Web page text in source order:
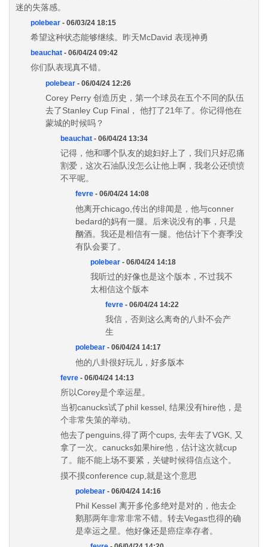
迷的失落感。
polebear - 06/03/24 18:15
希望这种状态能够继续。昨天McDavid 表现神勇
beauchat - 06/04/24 09:42
你们队表现真不错。
polebear - 06/04/24 12:26
Corey Perry 创造历史，第一个球员在五个不同的队伍
去了Stanley Cup Final， 他打了21年了。你记得他在
蒙城的时候吗？
beauchat - 06/04/24 13:34
记得，他和哪个队友的媳妇好上了，我们只好忍痛
割爱，这次石油队没怎么让他上啊，我老公还愤愤
不平呢。
fevre - 06/04/24 14:08
他离开chicago,传出的绯闻是，他与conner
bedard的妈有一腿。后来说没有的事，只是
酗酒。我还是相信有一腿。他估计下个赛季没
有队会要了。
polebear - 06/04/24 14:18
我听过的好像也是这个版本，不过我不
太相信这个版本
fevre - 06/04/24 14:22
我信，否则这么离奇的八卦不会产
生
polebear - 06/04/24 14:17
他的八卦很好玩儿，好多版本
fevre - 06/04/24 14:13
所以Corey是个幸运星。
当初canucks试了phil kessel, 结果没有hire他，是
个非常失策的举动。
他去了penguins,得了两个cups, 去年去了VGK, 又
拿了一次。canucks如果hire他，估计这次就cup
了。能不能上场不要紧，关键时候得信点这个。
摸不摸conference cup,就是这个意思
polebear - 06/04/24 14:16
Phil Kessel 离开多伦多绝对是对的，他去企
鹅那两年非常非常不错。转去Vegas也得的确
是幸运之星。他好像还是癌症幸存者。